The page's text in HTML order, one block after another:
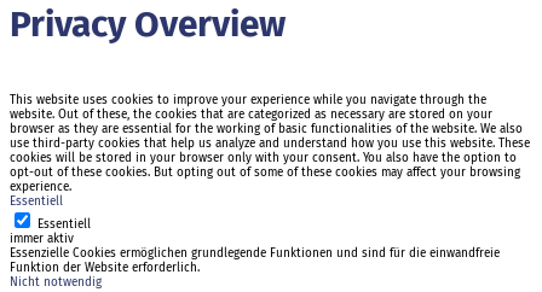
Privacy Overview
This website uses cookies to improve your experience while you navigate through the
website. Out of these, the cookies that are categorized as necessary are stored on your
browser as they are essential for the working of basic functionalities of the website. We also
use third-party cookies that help us analyze and understand how you use this website. These
cookies will be stored in your browser only with your consent. You also have the option to
opt-out of these cookies. But opting out of some of these cookies may affect your browsing
experience.
Essentiell
Essentiell
immer aktiv
Essenzielle Cookies ermöglichen grundlegende Funktionen und sind für die einwandfreie
Funktion der Website erforderlich.
Nicht notwendig